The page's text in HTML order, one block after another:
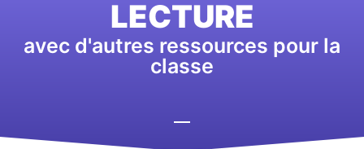
LECTURE
avec d'autres ressources pour la
classe